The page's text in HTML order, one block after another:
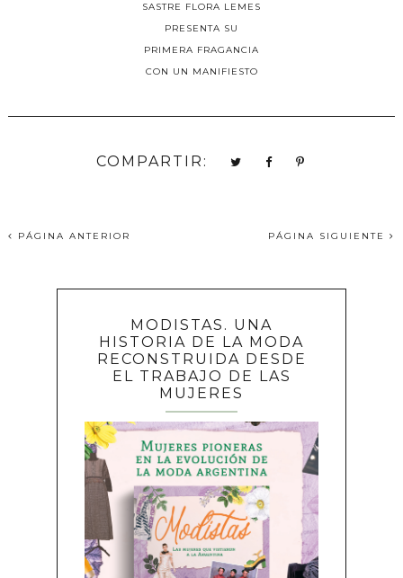
SASTRE FLORA LEMES
PRESENTA SU
PRIMERA FRAGANCIA
CON UN MANIFIESTO
COMPARTIR:
PÁGINA ANTERIOR PÁGINA SIGUIENTE
MODISTAS. UNA
HISTORIA DE LA MODA
RECONSTRUIDA DESDE
EL TRABAJO DE LAS
MUJERES